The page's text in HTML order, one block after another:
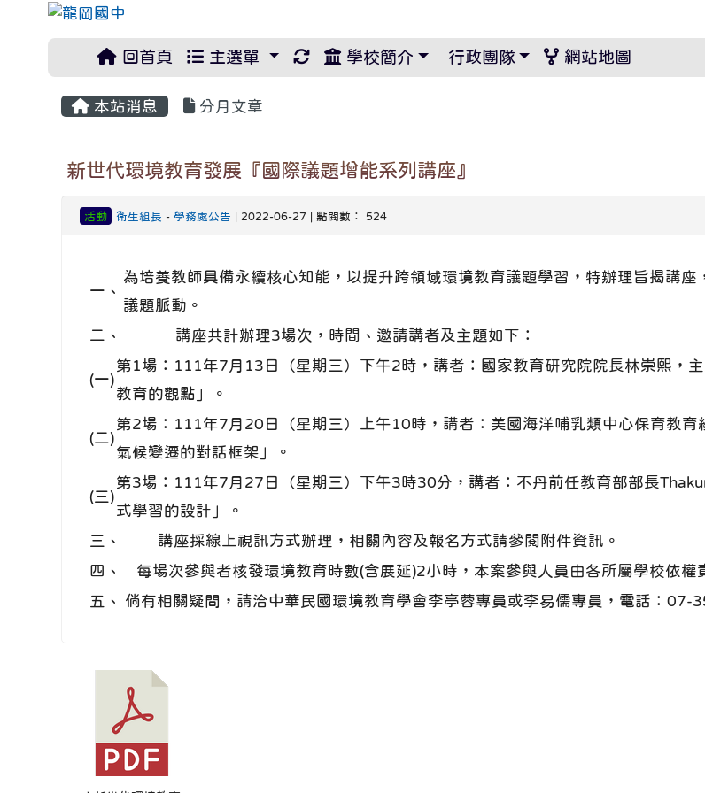
回首頁 主選單 重新取得佈景設定
學校簡介 行政團隊 網站地圖
本站消息 分月文章
新世代環境教育發展『國際議題增能系列講座』
活動 衛生組長 - 學務處公告 | 2022-06-27 | 點閱數： 524
一、
為培養教師具備永續核心知能，以提升跨領域環境教育議題學習，特辦理旨揭講
議題脈動。
二、
講座共計辦理3場次，時間、邀請講者及主題如下：
(一)
第1場：111年7月13日（星期三）下午2時，講者：國家教育研究院院長林崇熙，
教育的觀點」。
(二)
第2場：111年7月20日（星期三）上午10時，講者：美國海洋哺乳類中心保育教
氣候變遷的對話框架」。
(三)
第3場：111年7月27日（星期三）下午3時30分，講者：不丹前任教育部部長
式學習的設計」。
三、
講座採線上視訊方式辦理，相關內容及報名方式請參閱附件資訊。
四、
每場次參與者核發環境教育時數(含展延)2小時，本案參與人員由各所屬學校依權
五、
倘有相關疑問，請洽中華民國環境教育學會李亭蓉專員或李易儒專員，電話：07-